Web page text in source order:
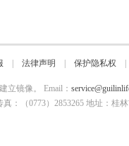
法律声明 保护隐私权
立镜像。 Email：
真：（0773）2853265 地址：